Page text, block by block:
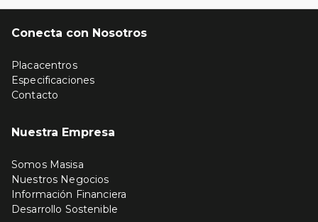
Conecta con Nosotros
Placacentros
Especificaciones
Contacto
Nuestra Empresa
Somos Masisa
Nuestros Negocios
Información Financiera
Desarrollo Sostenible